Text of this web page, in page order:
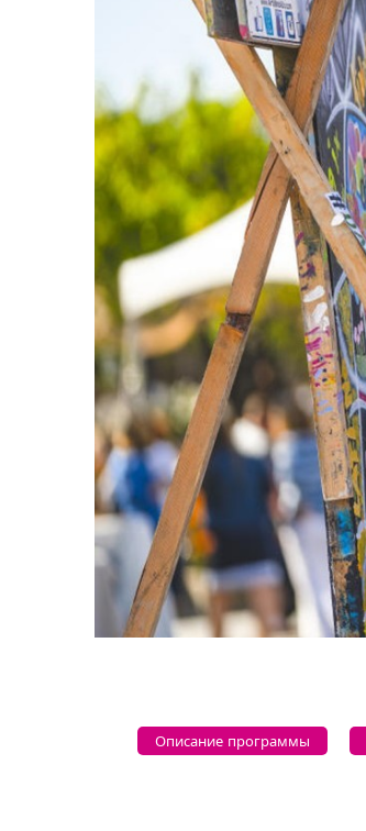
Описание программы